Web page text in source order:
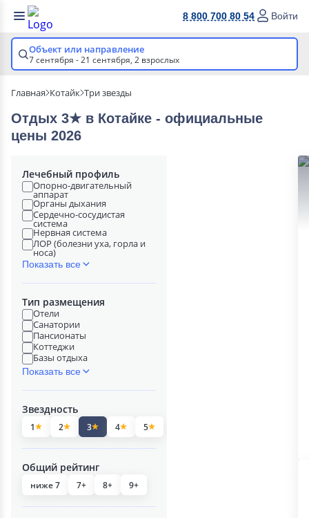
8 800 700 80 54 Войти
Объект или направление
7 сентября - 21 сентября, 2 взрослых
Главная Котайк Три звезды
Отдых 3★ в Котайке - официальные
цены 2026
Лечебный профиль
Опорно-двигательный
аппарат
Органы дыхания
Сердечно-сосудистая
система
Нервная система
ЛОР (болезни уха, горла и
носа)
Показать все
Тип размещения
Отели
Санатории
Пансионаты
Коттеджи
Базы отдыха
Показать все
Звездность
1 2 3 4 5
Общий рейтинг
ниже 7 7+ 8+ 9+